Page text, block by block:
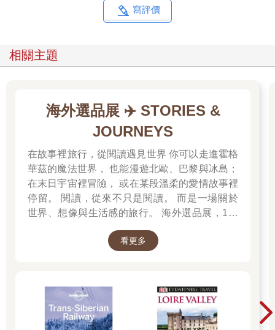
寫評價
相關主題
海外選品展 ✈️ STORIES &
JOURNEYS
在故事裡旅行，從閱讀遇見世界 你可以走進霍格
華茲的魔法世界， 也能漫遊北歐、巴黎與冰島；
在末日宇宙裡冒險， 或在某段溫柔的愛情故事裡
停留。 閱讀，從來不只是閱讀。 而是一場關於
世界、想像與生活感的旅行。 海外選品展，1折
看更多